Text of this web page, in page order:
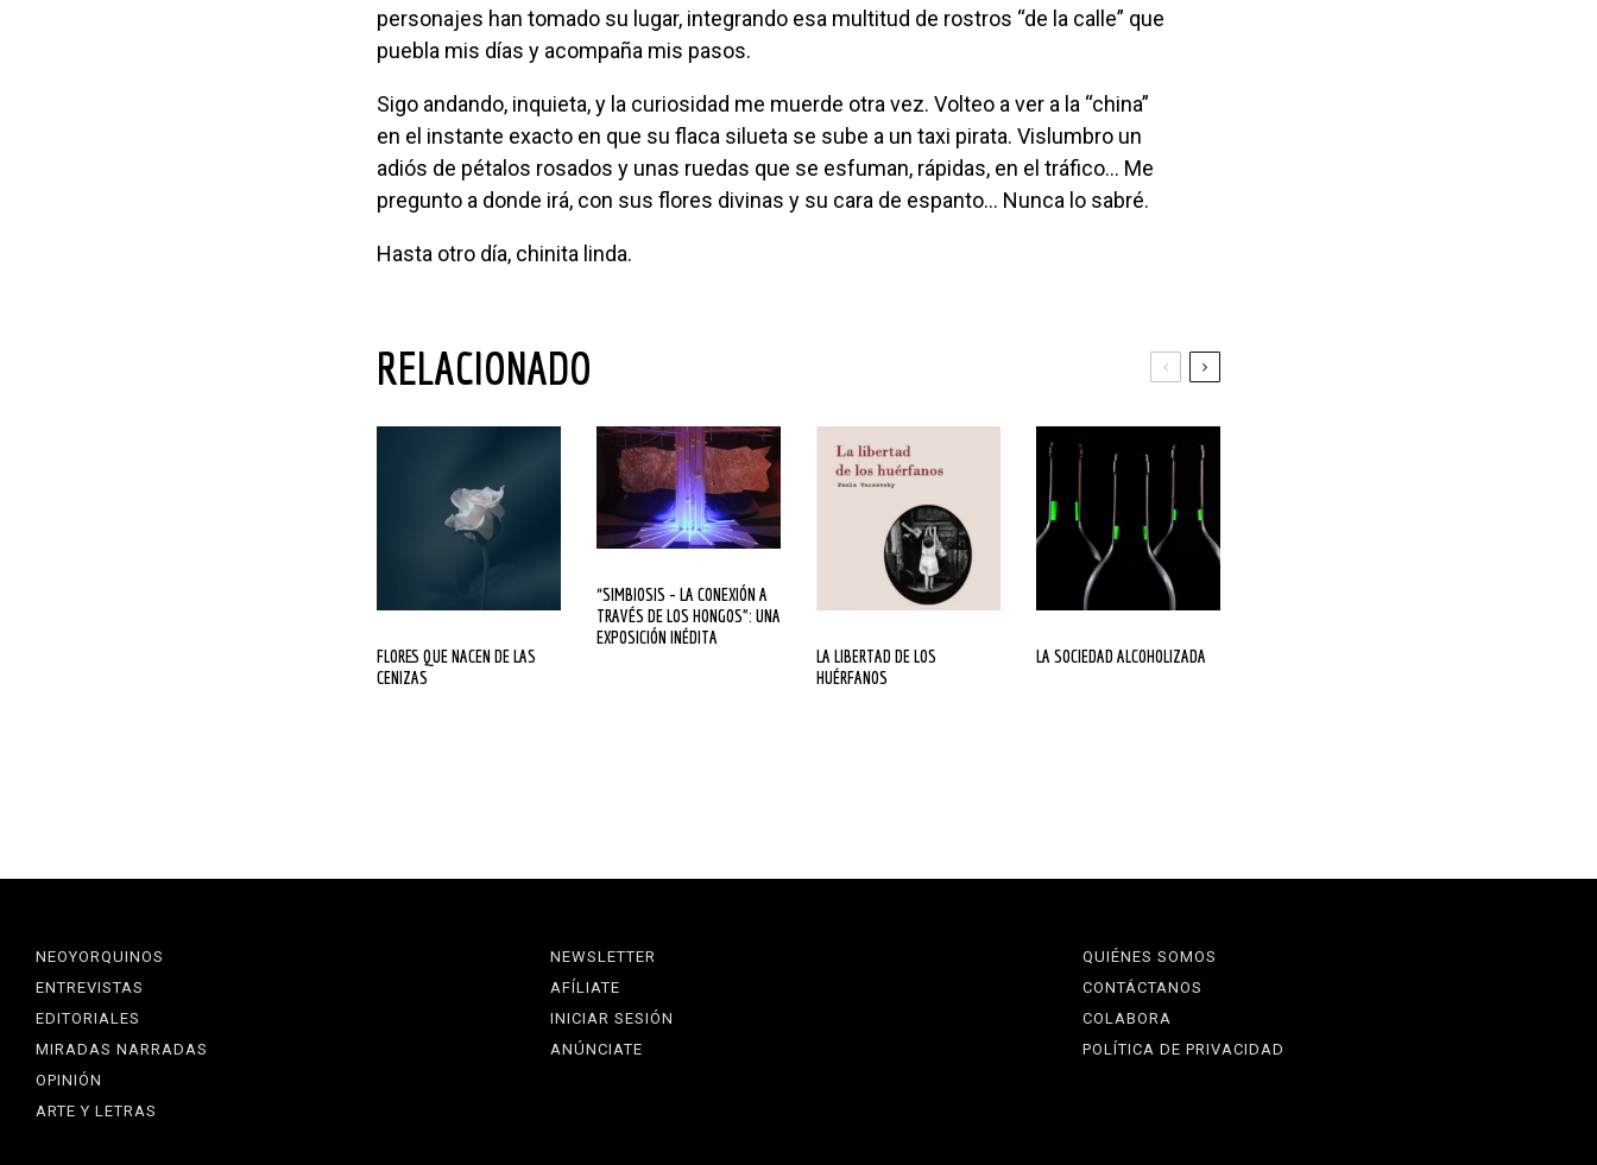
personajes han tomado su lugar, integrando esa multitud de rostros “de la calle” que
puebla mis días y acompaña mis pasos.
Sigo andando, inquieta, y la curiosidad me muerde otra vez. Volteo a ver a la “china”
en el instante exacto en que su flaca silueta se sube a un taxi pirata. Vislumbro un
adiós de pétalos rosados y unas ruedas que se esfuman, rápidas, en el tráfico… Me
pregunto a donde irá, con sus flores divinas y su cara de espanto… Nunca lo sabré.
Hasta otro día, chinita linda.
RELACIONADO
FLORES QUE NACEN DE LAS
CENIZAS
“SIMBIOSIS – LA CONEXIÓN A
TRAVÉS DE LOS HONGOS”: UNA
EXPOSICIÓN INÉDITA
LA LIBERTAD DE LOS
HUÉRFANOS
LA SOCIEDAD ALCOHOLIZADA
NEOYORQUINOS
ENTREVISTAS
EDITORIALES
MIRADAS NARRADAS
OPINIÓN
ARTE Y LETRAS
NEWSLETTER
AFÍLIATE
INICIAR SESIÓN
ANÚNCIATE
QUIÉNES SOMOS
CONTÁCTANOS
COLABORA
POLÍTICA DE PRIVACIDAD